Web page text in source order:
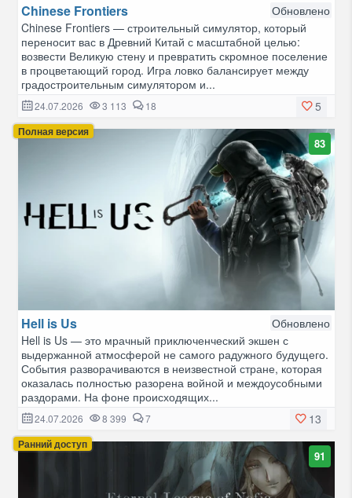
Chinese Frontiers
Обновлено
Chinese Frontiers — строительный симулятор, который
переносит вас в Древний Китай с масштабной целью:
возвести Великую стену и превратить скромное поселение
в процветающий город. Игра ловко балансирует между
градостроительным симулятором и...
5
24.07.2026 3 113 18
Полная версия
83
Hell is Us
Обновлено
Hell is Us — это мрачный приключенческий экшен с
выдержанной атмосферой не самого радужного будущего.
События разворачиваются в неизвестной стране, которая
оказалась полностью разорена войной и междоусобными
раздорами. На фоне происходящих...
13
24.07.2026 8 399 7
Ранний доступ
91